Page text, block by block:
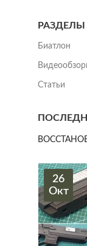
Биатлон
Статьи
26
Окт